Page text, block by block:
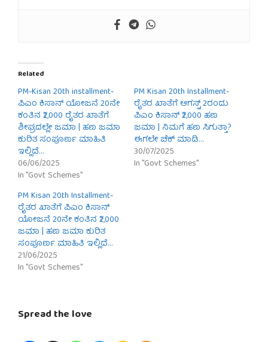
Related
PM-Kisan 20th installment-
ಪಿಎಂ ಕಿಸಾನ್ ಯೋಜನೆ 20ನೇ
ಕಂತಿನ ₹2,000 ರೈತರ ಖಾತೆಗೆ
ಶೀಘ್ರದಲ್ಲೇ ಜಮಾ | ಹಣ ಜಮಾ
ಕುರಿತ ಸಂಪೂರ್ಣ ಮಾಹಿತಿ
ಇಲ್ಲಿದೆ…
06/06/2025
In "Govt Schemes"
PM Kisan 20th Installment-
ರೈತರ ಖಾತೆಗೆ ಆಗಸ್ಟ್ 2ರಂದು
ಪಿಎಂ ಕಿಸಾನ್ ₹2,000 ಹಣ
ಜಮಾ | ನಿಮಗೆ ಹಣ ಸಿಗುತ್ತಾ?
ಈಗಲೇ ಚೆಕ್ ಮಾಡಿ…
30/07/2025
In "Govt Schemes"
PM Kisan 20th Installment-
ರೈತರ ಖಾತೆಗೆ ಪಿಎಂ ಕಿಸಾನ್
ಯೋಜನೆ 20ನೇ ಕಂತಿನ ₹2,000
ಜಮಾ | ಹಣ ಜಮಾ ಕುರಿತ
ಸಂಪೂರ್ಣ ಮಾಹಿತಿ ಇಲ್ಲಿದೆ…
21/06/2025
In "Govt Schemes"
Spread the love